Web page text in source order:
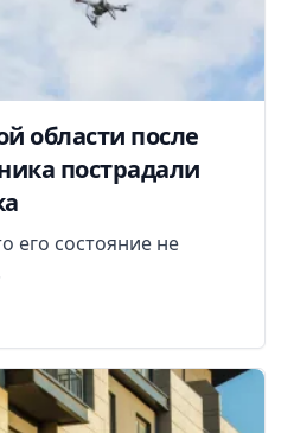
области после
пострадали
его состояние не